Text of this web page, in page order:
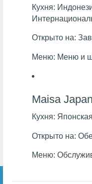
Кухня:
Открыто на:
Меню: Меню и
Maisa
Кухня: Японская
Открыто на:
Меню: